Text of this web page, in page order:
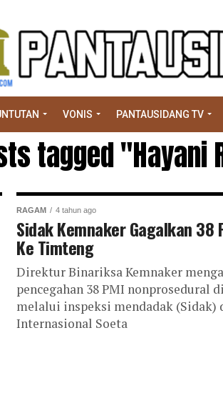
VONIS PANTAUSIDANG TV
tagged "Hayani
RAGAM 4 tahun ago
Sidak Kemnaker Gagalkan 38
Ke Timteng
Direktur Binariksa Kemnaker
pencegahan 38 PMI nonprosedural
melalui inspeksi mendadak (Sidak)
Internasional Soeta